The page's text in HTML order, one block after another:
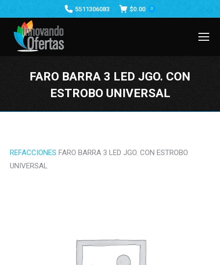
5511306083 $0.00 0
FARO BARRA 3 LED JGO. CON
ESTROBO UNIVERSAL
REFACCIONES FARO BARRA 3 LED JGO. CON ESTROBO
UNIVERSAL